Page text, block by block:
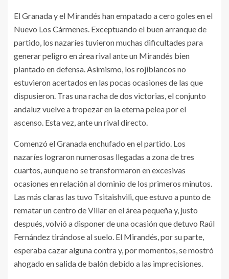
El Granada y el Mirandés han empatado a cero goles en el
Nuevo Los Cármenes. Exceptuando el buen arranque de
partido, los nazaríes tuvieron muchas dificultades para
generar peligro en área rival ante un Mirandés bien
plantado en defensa. Asimismo, los rojiblancos no
estuvieron acertados en las pocas ocasiones de las que
dispusieron. Tras una racha de dos victorias, el conjunto
andaluz vuelve a tropezar en la eterna pelea por el
ascenso. Esta vez, ante un rival directo.
Comenzó el Granada enchufado en el partido. Los
nazaríes lograron numerosas llegadas a zona de tres
cuartos, aunque no se transformaron en excesivas
ocasiones en relación al dominio de los primeros minutos.
Las más claras las tuvo Tsitaishvili, que estuvo a punto de
rematar un centro de Villar en el área pequeña y, justo
después, volvió a disponer de una ocasión que detuvo Raúl
Fernández tirándose al suelo. El Mirandés, por su parte,
esperaba cazar alguna contra y, por momentos, se mostró
ahogado en salida de balón debido a las imprecisiones.